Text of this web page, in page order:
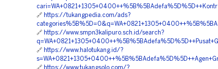
🔗 https://tukangpedia.com/ads?
🔗 https://www.smpn3kalipuro.sch.id/search?
🔗 https://www.halotukang.id/?
🔗 https://www.tukangsolo.com/?